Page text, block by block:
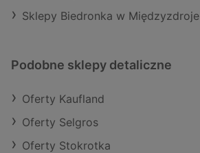
Sklepy Biedronka w Międzyzdroje
Podobne sklepy detaliczne
Oferty Kaufland
Oferty Selgros
Oferty Stokrotka